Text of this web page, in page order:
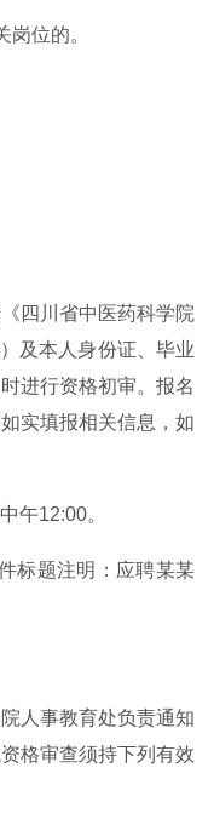
岗位的。
四川省中医药科学院
及本人身份证、毕业
进行资格初审。报名
实填报相关信息，如
午12:00。
标题注明：应聘某某
人事教育处负责通知
格审查须持下列有效